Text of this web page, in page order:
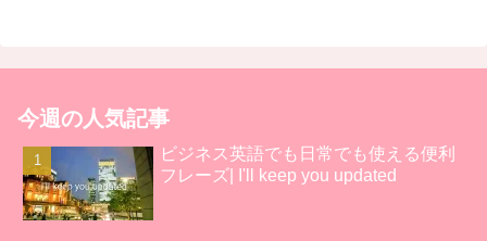
今週の人気記事
ビジネス英語でも日常でも使える便利
フレーズ| I'll keep you updated